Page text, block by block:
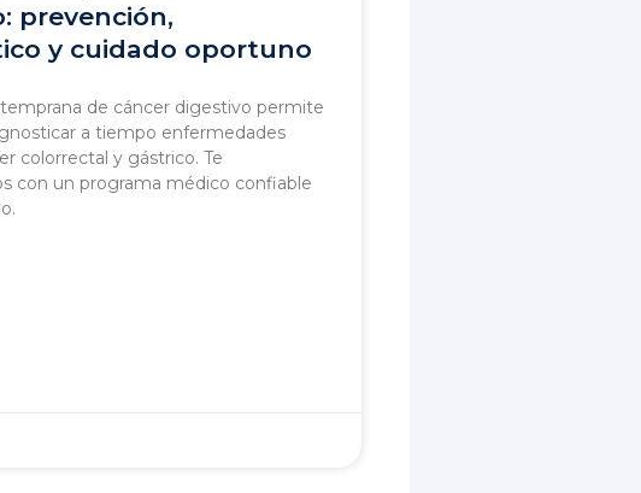
prevención,
y cuidado oportuno
de cáncer digestivo permite
a tiempo enfermedades
colorrectal y gástrico. Te
con un programa médico confiable